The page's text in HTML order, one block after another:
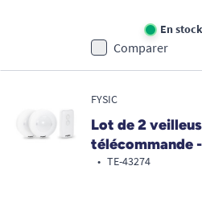
En stock
Comparer
FYSIC
Lot de 2
télécommande
• TE-43274